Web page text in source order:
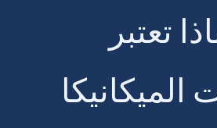
تعتبر
الميكانيكا